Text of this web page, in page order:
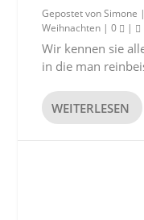
Gepostet vonSimone |
Weihnachten |0 |
Wir kennen sie
in die man
WEITERLESEN